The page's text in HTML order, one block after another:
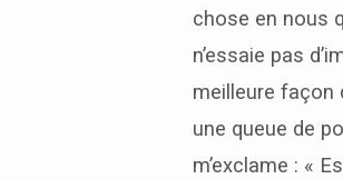
chose en nous
n’essaie pas
meilleure façon
une queue de
m’exclame : «